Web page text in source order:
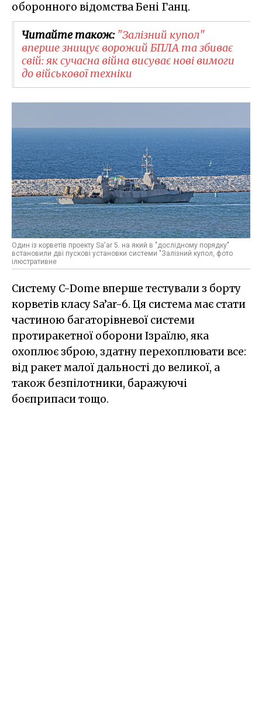
оборонного відомства Бені Ганц.
Читайте також: "Залізний купол"
вперше знищує ворожий БПЛА та збиває
свій: як сучасна війна висуває нові вимоги
до військової техніки
Один із корветів проекту Sa'ar 5. на який в "дослідному порядку"
встановили дві пускові установки системи "Залізний купол, фото
ілюстративне
Систему C-Dome вперше тестували з борту
корветів класу Sa’ar-6. Ця система має стати
частиною багаторівневої системи
протиракетної оборони Ізраїлю, яка
охоплює зброю, здатну перехоплювати все:
від ракет малої дальності до великої, а
також безпілотники, баражуючі
боєприпаси тощо.